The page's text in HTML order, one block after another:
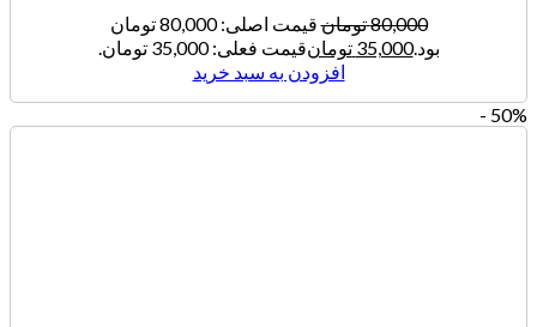
80,000تومان
قیمت اصلی: 80,000 تومان
بود.35,000تومانقیمت فعلی: 35,000 تومان.
افزودن به سبد خرید
50% -